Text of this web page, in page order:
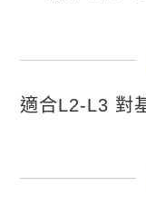
適合L2-L3 對